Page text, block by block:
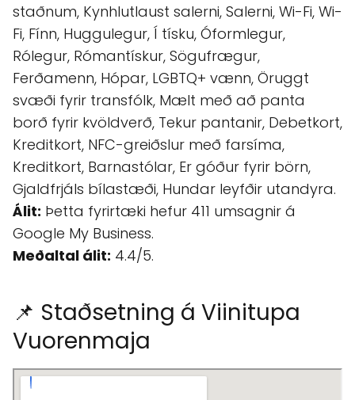
staðnum, Kynhlutlaust salerni, Salerni, Wi-Fi, Wi-
Fi, Fínn, Huggulegur, Í tísku, Óformlegur,
Rólegur, Rómantískur, Sögufrægur,
Ferðamenn, Hópar, LGBTQ+ vænn, Öruggt
svæði fyrir transfólk, Mælt með að panta
borð fyrir kvöldverð, Tekur pantanir, Debetkort,
Kreditkort, NFC-greiðslur með farsíma,
Kreditkort, Barnastólar, Er góður fyrir börn,
Gjaldfrjáls bílastæði, Hundar leyfðir utandyra.
Álit: Þetta fyrirtæki hefur 411 umsagnir á
Google My Business.
Meðaltal álit: 4.4/5.
📌 Staðsetning á Viinitupa
Vuorenmaja